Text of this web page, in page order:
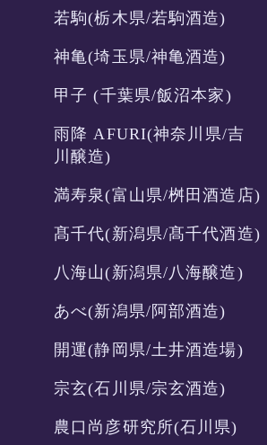
若駒(栃木県/若駒酒造)
神亀(埼玉県/神亀酒造)
甲子 (千葉県/飯沼本家)
雨降 AFURI(神奈川県/吉
川醸造)
満寿泉(富山県/桝田酒造店)
髙千代(新潟県/髙千代酒造)
八海山(新潟県/八海醸造)
あべ(新潟県/阿部酒造)
開運(静岡県/土井酒造場)
宗玄(石川県/宗玄酒造)
農口尚彦研究所(石川県)